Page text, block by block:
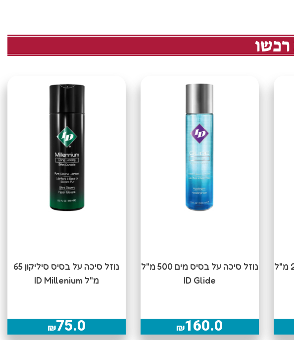
נוזל סיכה על בסיס מים 250 מ"ל
נוזל סיכה על בסיס מים 500 מ"ל
ID Glide
₪160.0
נוזל סיכה על בסיס סיליקון 65
מ"ל ID Millenium
₪75.0